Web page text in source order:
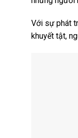
Với sự phát
khuyết tật,